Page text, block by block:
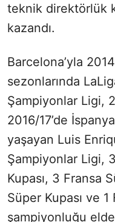
teknik direktörlük
kazandı.
Barcelona’yla
sezonlarında
Şampiyonlar Ligi,
2016/17’de
yaşayan Luis
Şampiyonlar Ligi,
Kupası, 3 Fransa
Süper Kupası ve 1
şampiyonluğu